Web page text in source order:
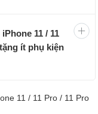
11 / 11
ít phụ kiện
11 / 11 Pro / 11 Pro